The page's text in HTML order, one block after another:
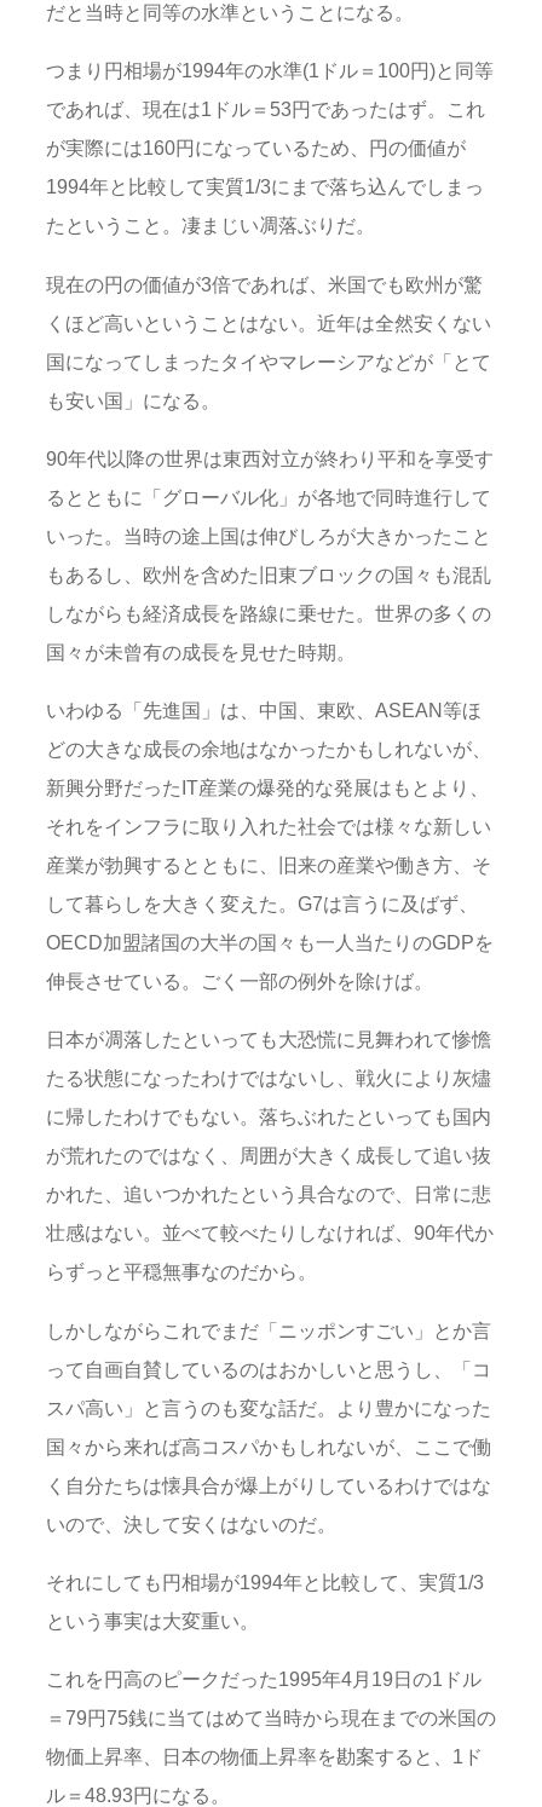
だと当時と同等の水準ということになる。
つまり円相場が1994年の水準(1ドル＝100円)と同等
であれば、現在は1ドル＝53円であったはず。これ
が実際には160円になっているため、円の価値が
1994年と比較して実質1/3にまで落ち込んでしまっ
たということ。凄まじい凋落ぶりだ。
現在の円の価値が3倍であれば、米国でも欧州が驚
くほど高いということはない。近年は全然安くない
国になってしまったタイやマレーシアなどが「とて
も安い国」になる。
90年代以降の世界は東西対立が終わり平和を享受す
るとともに「グローバル化」が各地で同時進行して
いった。当時の途上国は伸びしろが大きかったこと
もあるし、欧州を含めた旧東ブロックの国々も混乱
しながらも経済成長を路線に乗せた。世界の多くの
国々が未曾有の成長を見せた時期。
いわゆる「先進国」は、中国、東欧、ASEAN等ほ
どの大きな成長の余地はなかったかもしれないが、
新興分野だったIT産業の爆発的な発展はもとより、
それをインフラに取り入れた社会では様々な新しい
産業が勃興するとともに、旧来の産業や働き方、そ
して暮らしを大きく変えた。G7は言うに及ばず、
OECD加盟諸国の大半の国々も一人当たりのGDPを
伸長させている。ごく一部の例外を除けば。
日本が凋落したといっても大恐慌に見舞われて惨憺
たる状態になったわけではないし、戦火により灰燼
に帰したわけでもない。落ちぶれたといっても国内
が荒れたのではなく、周囲が大きく成長して追い抜
かれた、追いつかれたという具合なので、日常に悲
壮感はない。並べて較べたりしなければ、90年代か
らずっと平穏無事なのだから。
しかしながらこれでまだ「ニッポンすごい」とか言
って自画自賛しているのはおかしいと思うし、「コ
スパ高い」と言うのも変な話だ。より豊かになった
国々から来れば高コスパかもしれないが、ここで働
く自分たちは懐具合が爆上がりしているわけではな
いので、決して安くはないのだ。
それにしても円相場が1994年と比較して、実質1/3
という事実は大変重い。
これを円高のピークだった1995年4月19日の1ドル
＝79円75銭に当てはめて当時から現在までの米国の
物価上昇率、日本の物価上昇率を勘案すると、1ド
ル＝48.93円になる。